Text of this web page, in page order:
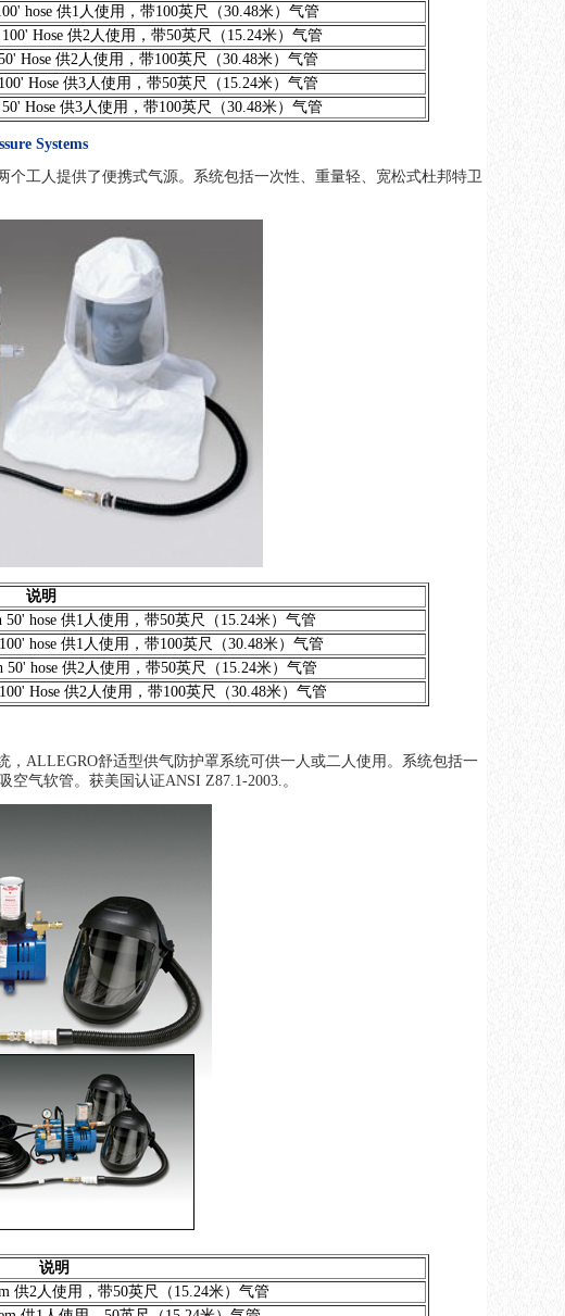
hose 供1人使用，带100英尺（30.48米）气管
Hose 供2人使用，带50英尺（15.24米）气管
Hose 供2人使用，带100英尺（30.48米）气管
Hose 供3人使用，带50英尺（15.24米）气管
Hose 供3人使用，带100英尺（30.48米）气管
Systems
工人提供了便携式气源。系统包括一次性、重量轻、宽松式杜邦特卫
说明
50' hose 供1人使用，带50英尺（15.24米）气管
hose 供1人使用，带100英尺（30.48米）气管
50' hose 供2人使用，带50英尺（15.24米）气管
Hose 供2人使用，带100英尺（30.48米）气管
ALLEGRO舒适型供气防护罩系统可供一人或二人使用。系统包括一
气软管。获美国认证ANSI Z87.1-2003.。
说明
供2人使用，带50英尺（15.24米）气管